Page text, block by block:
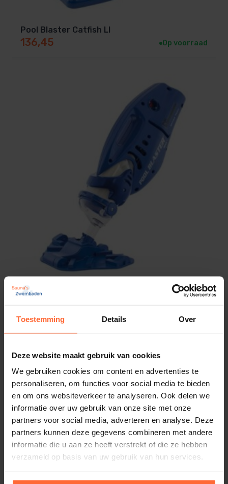
Toestemming Details Over
Deze website maakt gebruik van cookies
We gebruiken cookies om content en advertenties te
personaliseren, om functies voor social media te bieden
en om ons websiteverkeer te analyseren. Ook delen we
informatie over uw gebruik van onze site met onze
partners voor social media, adverteren en analyse. Deze
partners kunnen deze gegevens combineren met andere
informatie die u aan ze heeft verstrekt of die ze hebben
verzameld op basis van uw gebruik van hun services.
Pool Blaster Catfish LI
136,45 Op voorraad
Pool Blaster Max CG LI